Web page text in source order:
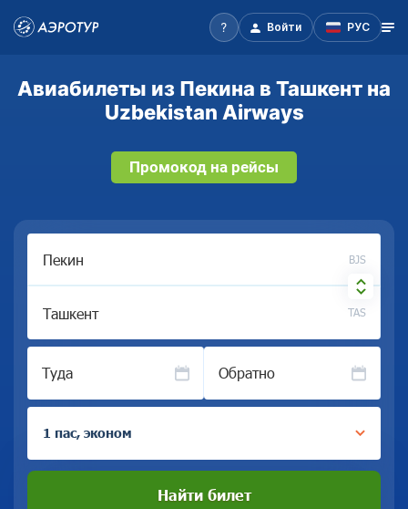
Войти РУС
Авиабилеты из Пекина в Ташкент на
Uzbekistan Airways
Промокод на рейсы
BJS
TAS
Туда Обратно
1 пас, эконом
Найти билет